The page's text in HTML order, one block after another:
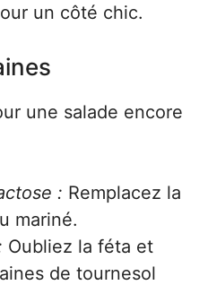
un côté chic.
une salade encore
: Remplacez la
mariné.
Oubliez la féta et
de tournesol